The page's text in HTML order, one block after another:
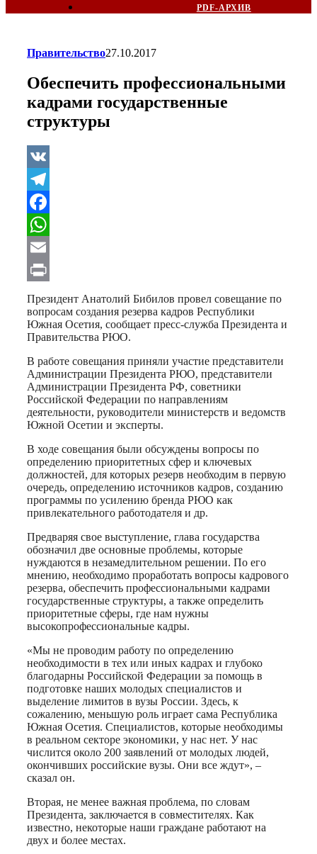
PDF-АРХИВ
Правительство27.10.2017
Обеспечить профессиональными
кадрами государственные
структуры
VK
Telegram
Facebook
WhatsApp
Email
Print
Президент Анатолий Бибилов провел совещание по
вопросам создания резерва кадров Республики
Южная Осетия, сообщает пресс-служба Президента и
Правительства РЮО.
В работе совещания приняли участие представители
Администрации Президента РЮО, представители
Администрации Президента РФ, советники
Российской Федерации по направлениям
деятельности, руководители министерств и ведомств
Южной Осетии и эксперты.
В ходе совещания были обсуждены вопросы по
определению приоритетных сфер и ключевых
должностей, для которых резерв необходим в первую
очередь, определению источников кадров, созданию
программы по усилению бренда РЮО как
привлекательного работодателя и др.
Предваряя свое выступление, глава государства
обозначил две основные проблемы, которые
нуждаются в незамедлительном решении. По его
мнению, необходимо проработать вопросы кадрового
резерва, обеспечить профессиональными кадрами
государственные структуры, а также определить
приоритетные сферы, где нам нужны
высокопрофессиональные кадры.
«Мы не проводим работу по определению
необходимости в тех или иных кадрах и глубоко
благодарны Российской Федерации за помощь в
подготовке наших молодых специалистов и
выделение лимитов в вузы России. Здесь, к
сожалению, меньшую роль играет сама Республика
Южная Осетия. Специалистов, которые необходимы
в реальном секторе экономики, у нас нет. У нас
числится около 200 заявлений от молодых людей,
окончивших российские вузы. Они все ждут», –
сказал он.
Вторая, не менее важная проблема, по словам
Президента, заключается в совместителях. Как
известно, некоторые наши граждане работают на
двух и более местах.